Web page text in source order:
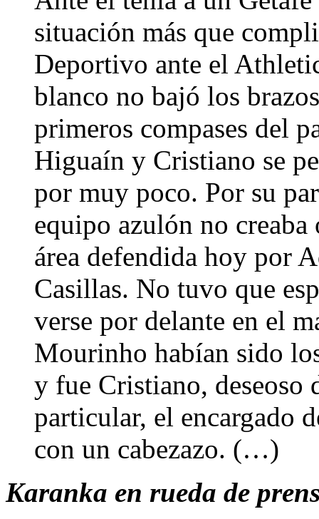
situación más que
Deportivo ante el
blanco no bajó los
primeros compases del
Higuaín y Cristiano se
por muy poco. Por su
equipo azulón no creaba
área defendida hoy por
Casillas. No tuvo que
verse por delante en el
Mourinho habían sido
y fue Cristiano, deseoso
particular, el encargado
con un cabezazo. (…)
Karanka en rueda de